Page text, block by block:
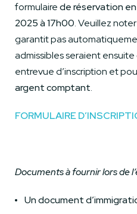
formulairede réservation en
2025 à 17h00. Veuillez
garantit pas
admissibles seraient
entrevue d’inscription et
argent comptant.
FORMULAIRE
Documents à fournir lors de
Un document